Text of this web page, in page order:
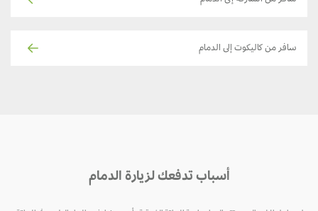
سافر من كاليكوت إلى الدمام
أسباب تدفعك لزيارة الدمام